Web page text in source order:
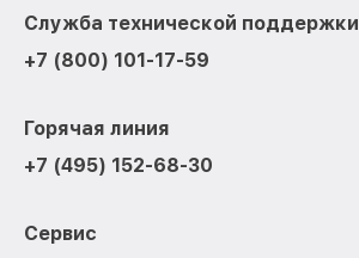
Служба технической поддержки
+7 (800) 101-17-59
Горячая линия
+7 (495) 152-68-30
Сервис